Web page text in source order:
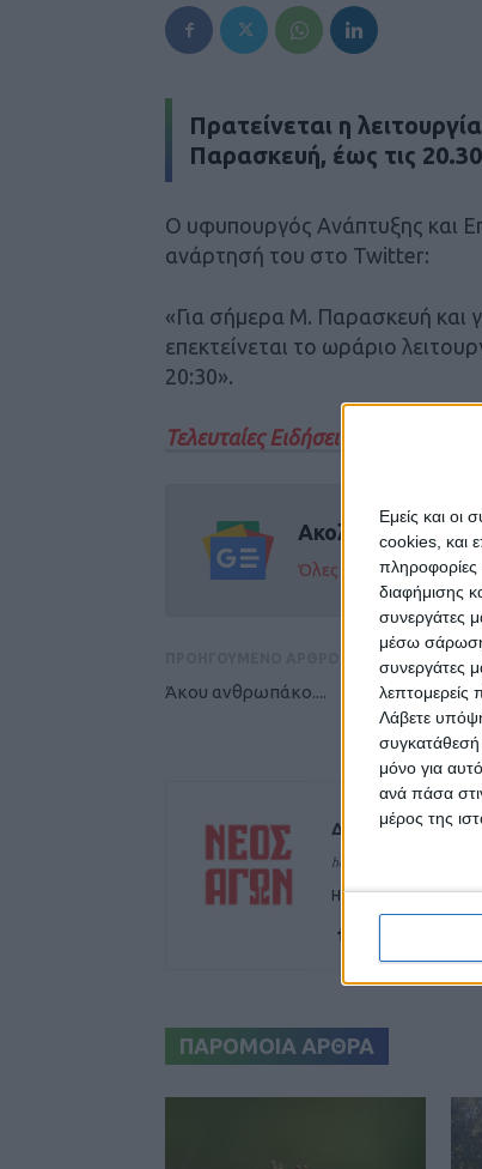
Εμείς και
cookies, και
πληροφορίες
διαφήμισης
συνεργάτες
μέσω
συνεργάτες
λεπτομερείς
Λάβετε
συγκατάθεσή
μόνο για
ανά πάσα
μέρος της
Πρατείνεται η
Παρασκευή, έως τις
Ο υφυπουργός Ανάπτυξης και
ανάρτησή του στο Twitter:
«Για σήμερα Μ. Παρασκευή και
επεκτείνεται το ωράριο
20:30».
Τελευταίες Ειδήσεις Σήμερα
Ακολούθησε την
Όλες οι εξελίξεις
Άκου ανθρωπάκο....
https://neosagon.gr
Η Αρχαιότερη
ΠΑΡΟΜΟΙΑ ΑΡΘΡΑ